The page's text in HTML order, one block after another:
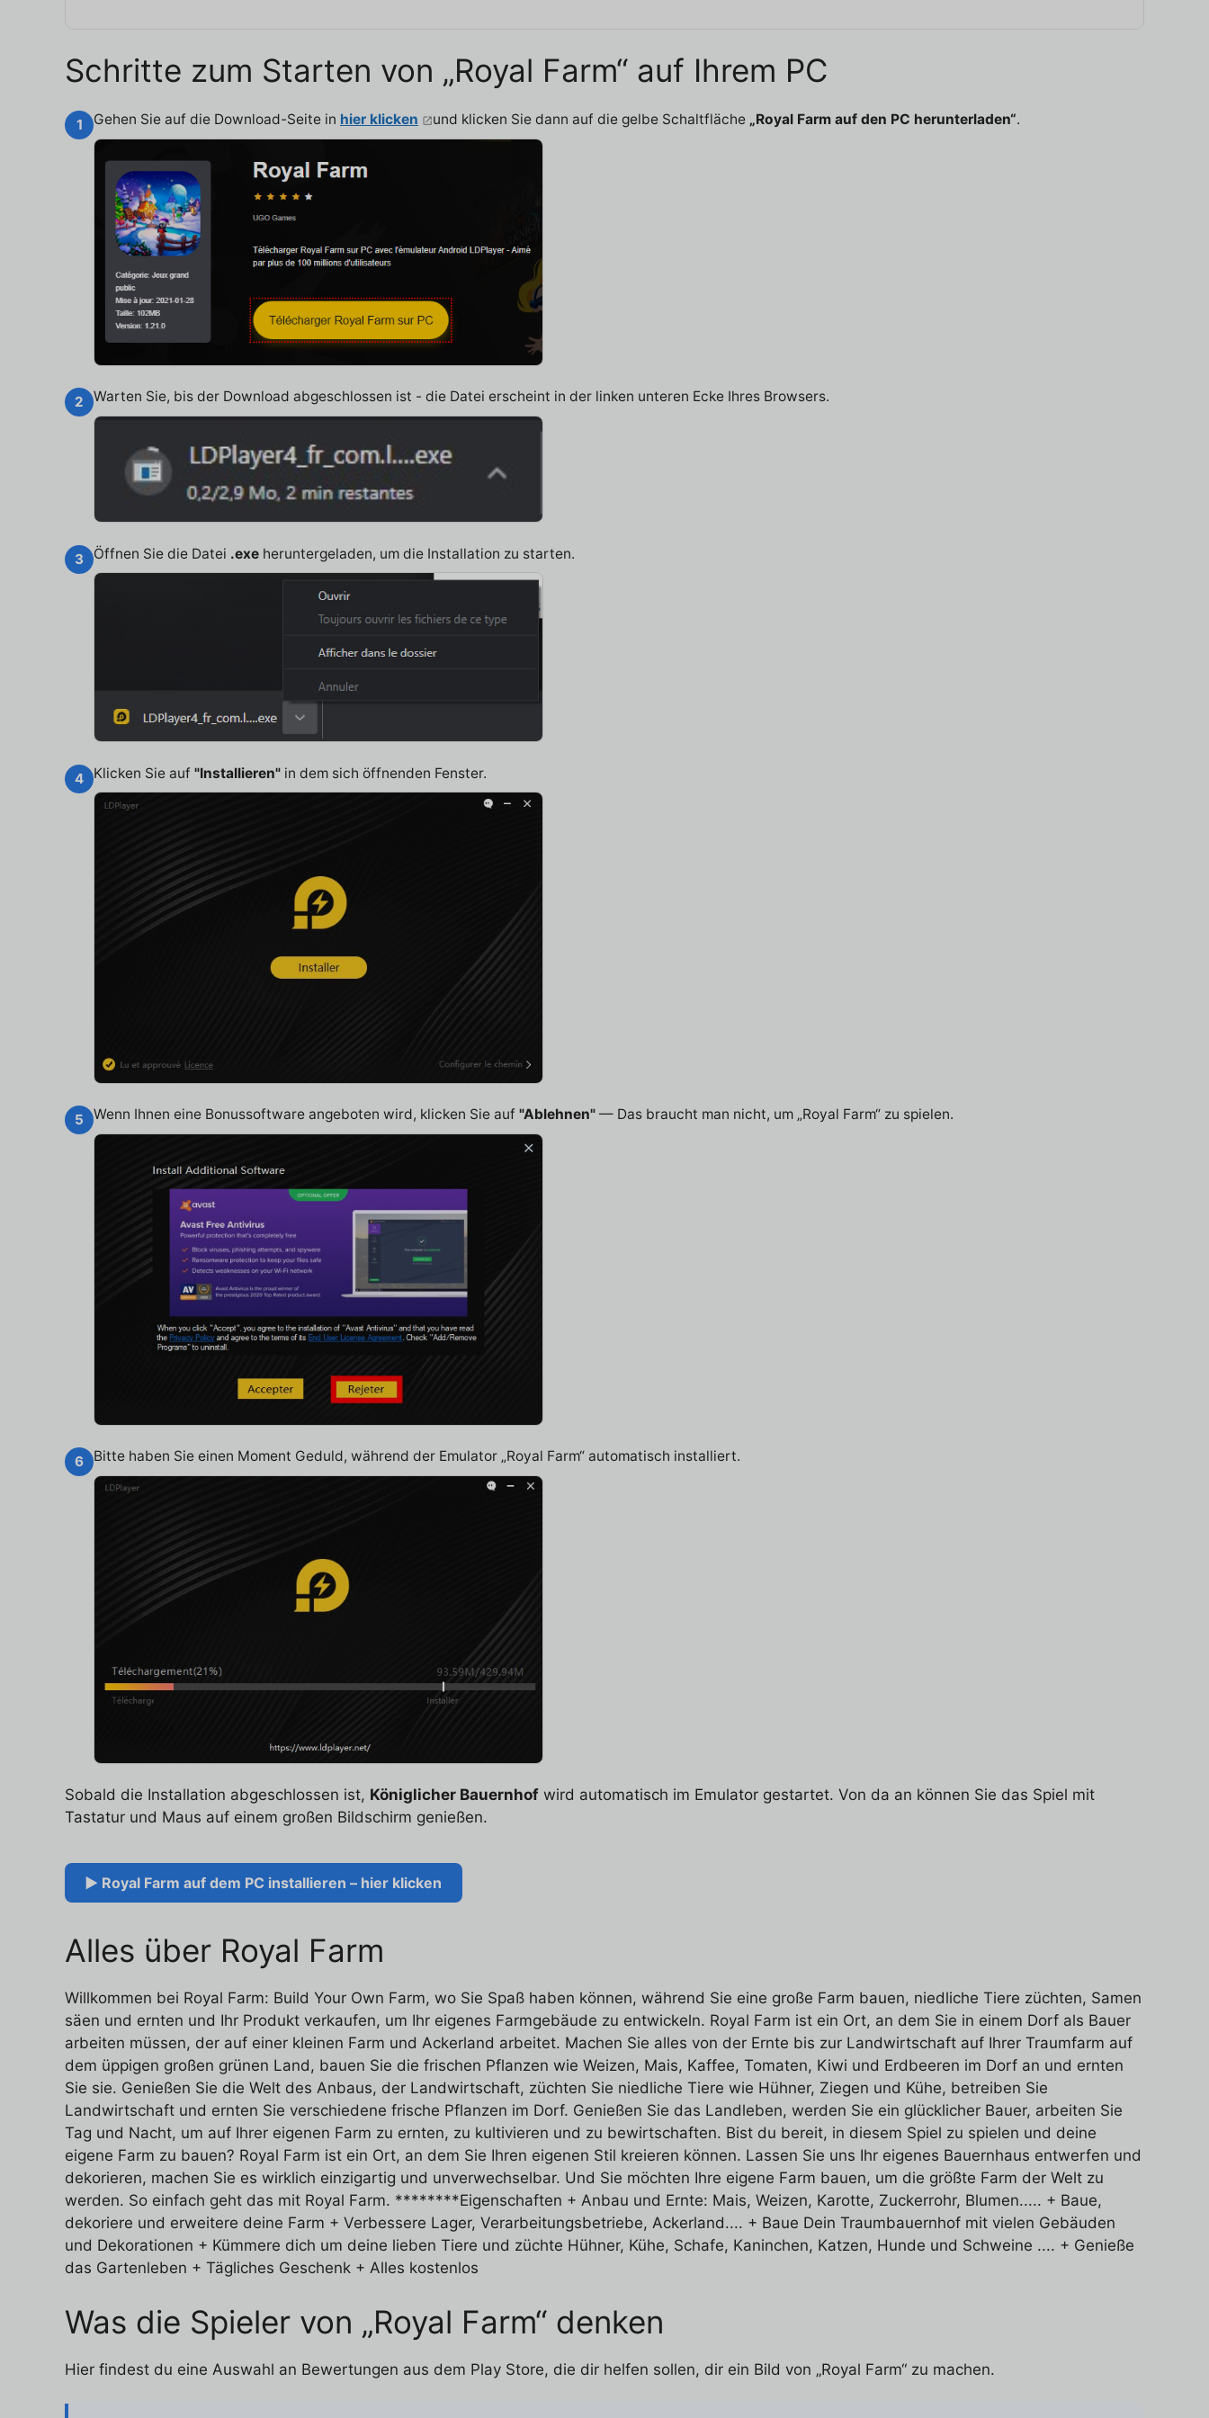
Schritte zum Starten von „Royal Farm“ auf Ihrem PC
1 Gehen Sie auf die Download-Seite in hier klicken und klicken Sie dann auf die gelbe Schaltfläche „Royal Farm auf den PC herunterladen“.
2 Warten Sie, bis der Download abgeschlossen ist - die Datei erscheint in der linken unteren Ecke Ihres Browsers.
3 Öffnen Sie die Datei .exe heruntergeladen, um die Installation zu starten.
4 Klicken Sie auf "Installieren" in dem sich öffnenden Fenster.
5 Wenn Ihnen eine Bonussoftware angeboten wird, klicken Sie auf "Ablehnen" — Das braucht man nicht, um „Royal Farm“ zu spielen.
6 Bitte haben Sie einen Moment Geduld, während der Emulator „Royal Farm“ automatisch installiert.
Sobald die Installation abgeschlossen ist, Königlicher Bauernhof wird automatisch im Emulator gestartet. Von da an können Sie das Spiel mit
Tastatur und Maus auf einem großen Bildschirm genießen.
▶ Royal Farm auf dem PC installieren – hier klicken
Alles über Royal Farm
Willkommen bei Royal Farm: Build Your Own Farm, wo Sie Spaß haben können, während Sie eine große Farm bauen, niedliche Tiere züchten, Samen
säen und ernten und Ihr Produkt verkaufen, um Ihr eigenes Farmgebäude zu entwickeln. Royal Farm ist ein Ort, an dem Sie in einem Dorf als Bauer
arbeiten müssen, der auf einer kleinen Farm und Ackerland arbeitet. Machen Sie alles von der Ernte bis zur Landwirtschaft auf Ihrer Traumfarm auf
dem üppigen großen grünen Land, bauen Sie die frischen Pflanzen wie Weizen, Mais, Kaffee, Tomaten, Kiwi und Erdbeeren im Dorf an und ernten
Sie sie. Genießen Sie die Welt des Anbaus, der Landwirtschaft, züchten Sie niedliche Tiere wie Hühner, Ziegen und Kühe, betreiben Sie
Landwirtschaft und ernten Sie verschiedene frische Pflanzen im Dorf. Genießen Sie das Landleben, werden Sie ein glücklicher Bauer, arbeiten Sie
Tag und Nacht, um auf Ihrer eigenen Farm zu ernten, zu kultivieren und zu bewirtschaften. Bist du bereit, in diesem Spiel zu spielen und deine
eigene Farm zu bauen? Royal Farm ist ein Ort, an dem Sie Ihren eigenen Stil kreieren können. Lassen Sie uns Ihr eigenes Bauernhaus entwerfen und
dekorieren, machen Sie es wirklich einzigartig und unverwechselbar. Und Sie möchten Ihre eigene Farm bauen, um die größte Farm der Welt zu
werden. So einfach geht das mit Royal Farm. ********Eigenschaften + Anbau und Ernte: Mais, Weizen, Karotte, Zuckerrohr, Blumen..... + Baue,
dekoriere und erweitere deine Farm + Verbessere Lager, Verarbeitungsbetriebe, Ackerland.... + Baue Dein Traumbauernhof mit vielen Gebäuden
und Dekorationen + Kümmere dich um deine lieben Tiere und züchte Hühner, Kühe, Schafe, Kaninchen, Katzen, Hunde und Schweine .... + Genieße
das Gartenleben + Tägliches Geschenk + Alles kostenlos
Was die Spieler von „Royal Farm“ denken
Hier findest du eine Auswahl an Bewertungen aus dem Play Store, die dir helfen sollen, dir ein Bild von „Royal Farm“ zu machen.